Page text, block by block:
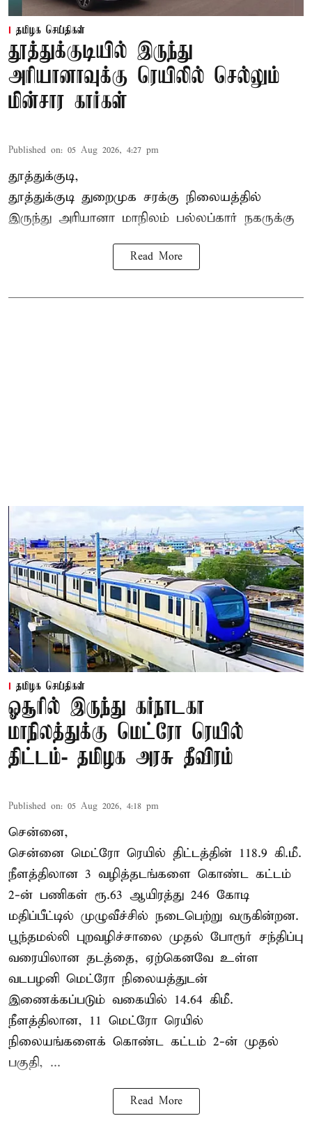
தமிழக செய்திகள்
தூத்துக்குடியில் இருந்து
அரியானாவுக்கு ரெயிலில் செல்லும்
மின்சார கார்கள்
Published on: 05 Aug 2026, 4:27 pm
தூத்துக்குடி,
தூத்துக்குடி துறைமுக சரக்கு நிலையத்தில்
இருந்து அரியானா மாநிலம் பல்லப்கார் நகருக்கு
Read More
தமிழக செய்திகள்
ஓசூரில் இருந்து கர்நாடகா
மாநிலத்துக்கு மெட்ரோ ரெயில்
திட்டம்- தமிழக அரசு தீவிரம்
Published on: 05 Aug 2026, 4:18 pm
சென்னை,
சென்னை மெட்ரோ ரெயில் திட்டத்தின் 118.9 கி.மீ.
நீளத்திலான 3 வழித்தடங்களை கொண்ட கட்டம்
2-ன் பணிகள் ரூ.63 ஆயிரத்து 246 கோடி
மதிப்பீட்டில் முழுவீச்சில் நடைபெற்று வருகின்றன.
பூந்தமல்லி புறவழிச்சாலை முதல் போரூர் சந்திப்பு
வரையிலான தடத்தை, ஏற்கெனவே உள்ள
வடபழனி மெட்ரோ நிலையத்துடன்
இணைக்கப்படும் வகையில் 14.64 கிமீ.
நீளத்திலான, 11 மெட்ரோ ரெயில்
நிலையங்களைக் கொண்ட கட்டம் 2-ன் முதல்
பகுதி, ...
Read More